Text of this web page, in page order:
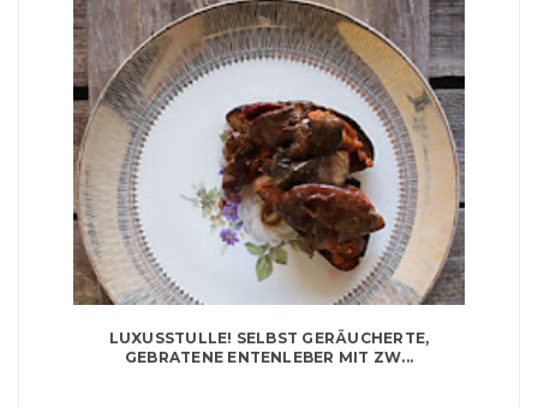
LUXUSSTULLE! SELBST GERÄUCHERTE,
GEBRATENE ENTENLEBER MIT ZW...